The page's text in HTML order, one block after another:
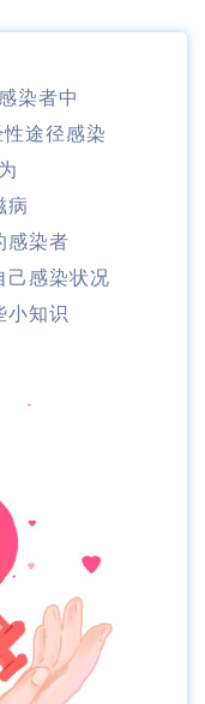
染者中
途径感染
病
感染者
己感染状况
小知识